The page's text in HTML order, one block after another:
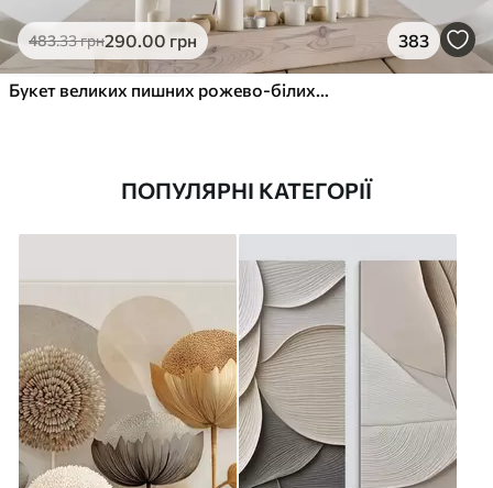
483.33грн290.00 грн 383
Букет великих пишних рожево-білих квітів півонії із зеленим листям на м’якому розмитому фоні
ПОПУЛЯРНІ КАТЕГОРІЇ